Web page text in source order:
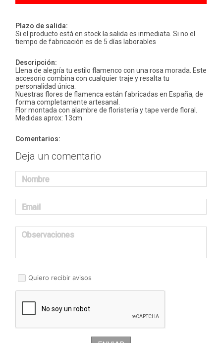
Plazo de salida:
Si el producto está en stock la salida es inmediata. Si no el
tiempo de fabricación es de 5 días laborables
Descripción:
Llena de alegría tu estilo flamenco con una rosa morada. Este
accesorio combina con cualquier traje y resalta tu
personalidad única.
Nuestras flores de flamenca están fabricadas en España, de
forma completamente artesanal.
Flor montada con alambre de floristería y tape verde floral.
Medidas aprox: 13cm
Comentarios:
Deja un comentario
Nombre
Email
Observaciones
Quiero recibir avisos